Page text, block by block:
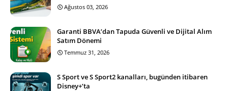
Ağustos 03, 2026
Garanti BBVA’dan Tapuda Güvenli ve Dijital Alım
Satım Dönemi
Temmuz 31, 2026
S Sport ve S Sport2 kanalları, bugünden itibaren
Disney+’ta